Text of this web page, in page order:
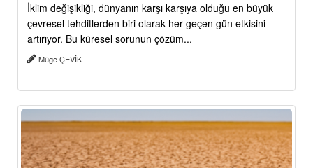
İklim değişikliği, dünyanın karşı karşıya olduğu en büyük
çevresel tehditlerden biri olarak her geçen gün etkisini
artırıyor. Bu küresel sorunun çözüm...
Müge ÇEVİK